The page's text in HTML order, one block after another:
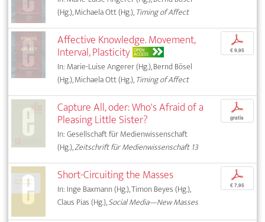
(Hg.), Michaela Ott (Hg.),Timing of Affect
Affective Knowledge. Movement,
Interval, Plasticity OPEN
ACCESS
In: Marie-Luise Angerer (Hg.), Bernd Bösel
(Hg.), Michaela Ott (Hg.),Timing of Affect
p
€ 9,95
Capture All, oder: Who's Afraid of a
Pleasing Little Sister?
In: Gesellschaft für Medienwissenschaft
(Hg.),Zeitschrift für Medienwissenschaft 13
p
gratis
Short-Circuiting the Masses
In: Inge Baxmann (Hg.), Timon Beyes (Hg.),
Claus Pias (Hg.),Social Media—New Masses
p
€ 7,95